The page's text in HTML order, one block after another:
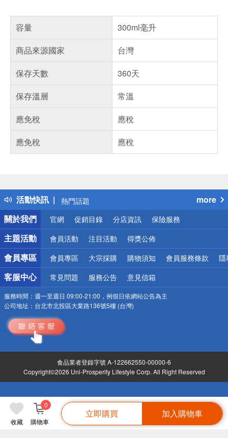
收藏 購物車
0
立即購買 加入購物車
容量
300ml毫升
商品來源國家
台灣
保存天數
360天
保存溫層
常溫
應免稅
應稅
應免稅
應稅
活動快訊
得獎公告
熱門話題
銀行優惠
偏遠地區配送
詐騙網頁！請小心！
more
關於我們
官網 促銷目錄 分店資訊 保險服務
主題活動 會員活動 注目活動 得獎公佈
會員專區 會員專區 大宗採購 購物須知 會員服務條款 隱
客服中心 常見問題 服務公告 意見信箱
服務時間： 週一至週日 09:00-21:00，例假日依網站公告為主
公司地址： 台北市北投區大業路136號5樓 (台灣)
食品業者登錄字號 A-122662550-00000-6
Copyright©2026 Uni-Prosperity Lifestyle Corp. All Right Reserved